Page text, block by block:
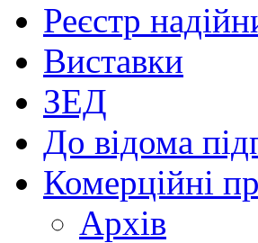
Реєстр
Виставки
ЗЕД
До відома
Комерційні
Архів